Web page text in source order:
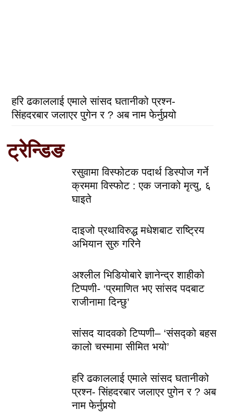
हरि ढकाललाई एमाले सांसद घतानीको प्रश्न-
सिंहदरबार जलाएर पुगेन र ? अब नाम फेर्नुपर्‍यो
ट्रेन्डिङ
रसुवामा विस्फोटक पदार्थ डिस्पोज गर्ने
क्रममा विस्फोट : एक जनाको मृत्यु, ६
घाइते
दाइजो प्रथाविरुद्ध मधेशबाट राष्ट्रिय
अभियान सुरु गरिने
अश्लील भिडियोबारे ज्ञानेन्द्र शाहीको
टिप्पणी- ‘प्रमाणित भए सांसद पदबाट
राजीनामा दिन्छु’
सांसद यादवको टिप्पणी– ‘संसद्को बहस
कालो चस्मामा सीमित भयो’
हरि ढकाललाई एमाले सांसद घतानीको
प्रश्न- सिंहदरबार जलाएर पुगेन र ? अब
नाम फेर्नुपर्‍यो